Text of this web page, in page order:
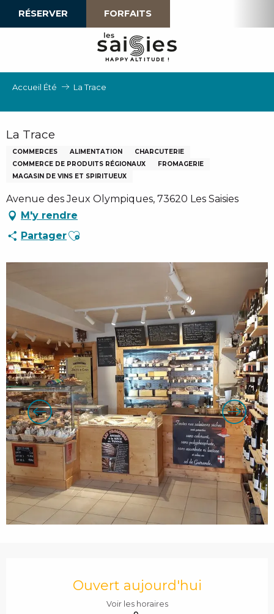
RÉSERVER FORFAITS
HAPPY ALTI TU D E !
Accueil Été La Trace
La Trace
COMMERCES ALIMENTATION
CHARCUTERIE
COMMERCE DE PRODUITS RÉGIONAUX
FROMAGERIE
MAGASIN DE VINS ET SPIRITUEUX
Avenue des Jeux Olympiques, 73620 Les Saisies
M'y rendre
PartagerAjouter aux favoris
Ouvert aujourd'hui
Voir les horaires